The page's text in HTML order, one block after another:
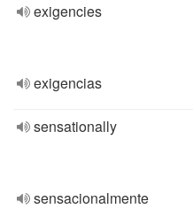
exigencies
exigencias
sensationally
sensacionalmente